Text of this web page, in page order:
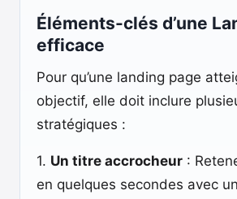
Éléments-clés d’une
efficace
Pour qu’une landing page
objectif, elle doit inclure
stratégiques :
1. Un titre accrocheur :
en quelques secondes avec